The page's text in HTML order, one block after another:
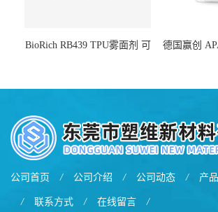
BioRich RB439 TPU雾面剂 可
德国赢创
公司首页 / 公司介绍 / 公司动态 / 产
/ 联系方式 / 在线留言 /